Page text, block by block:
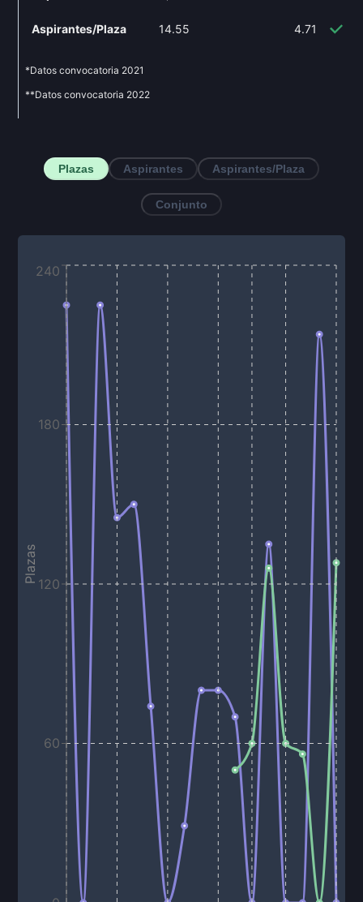
Aspirantes/Plaza 14.55 4.71
*Datos convocatoria 2021
**Datos convocatoria 2022
Plazas Aspirantes Aspirantes/Plaza
Conjunto
60
120
180
240
Plazas